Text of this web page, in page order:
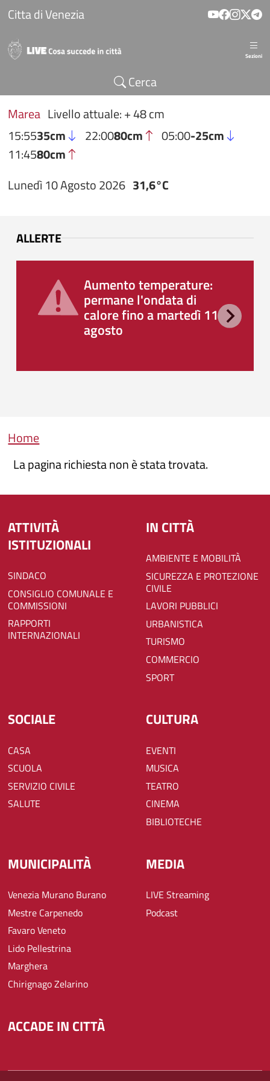
Salta al contenuto principale
Citta di Venezia
Sezioni
Cerca
Marea Livello attuale: + 48 cm
15:5535cm 22:0080cm 05:00-25cm
11:4580cm
Lunedì 10 Agosto 2026 31,6°C
ALLERTE
Aumento temperature:
permane l'ondata di
calore fino a martedì 11
agosto
Briciole di pane
Home
La pagina richiesta non è stata trovata.
ATTIVITÀ
ISTITUZIONALI
SINDACO
CONSIGLIO COMUNALE E
COMMISSIONI
RAPPORTI
INTERNAZIONALI
IN CITTÀ
AMBIENTE E MOBILITÀ
SICUREZZA E PROTEZIONE
CIVILE
LAVORI PUBBLICI
URBANISTICA
TURISMO
COMMERCIO
SPORT
SOCIALE
CASA
SCUOLA
SERVIZIO CIVILE
SALUTE
CULTURA
EVENTI
MUSICA
TEATRO
CINEMA
BIBLIOTECHE
MUNICIPALITÀ
Venezia Murano Burano
Mestre Carpenedo
Favaro Veneto
Lido Pellestrina
Marghera
Chirignago Zelarino
MEDIA
LIVE Streaming
Podcast
ACCADE IN CITTÀ